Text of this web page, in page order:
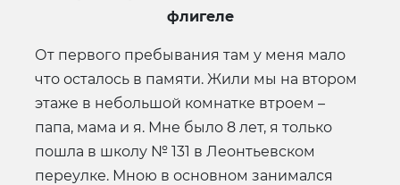
флигеле
От первого пребывания там у меня мало
что осталось в памяти. Жили мы на втором
этаже в небольшой комнатке втроем –
папа, мама и я. Мне было 8 лет, я только
пошла в школу № 131 в Леонтьевском
переулке. Мною в основном занимался